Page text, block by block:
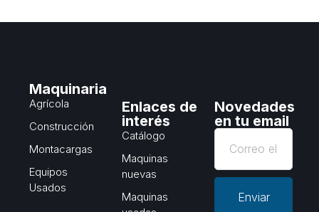
Maquinaria
Agrícola
Construcción
Montacargas
Equipos
Usados
Enlaces de
interés
Catálogo
Maquinas
nuevas
Maquinas
Novedades
en tu email
Enviar